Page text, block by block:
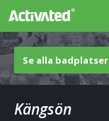
Se alla badplatser
Kängsön